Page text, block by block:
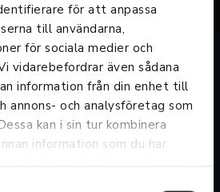
för att anpassa
till användarna,
för sociala medier och
vidarebefordrar även sådana
information från din enhet till
annons- och analysföretag som
kan i sin tur kombinera
information som du har